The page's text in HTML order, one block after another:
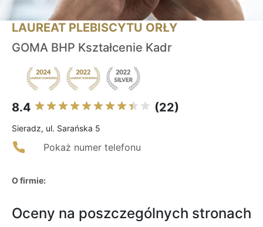
LAUREAT PLEBISCYTU ORŁY
GOMA BHP Kształcenie Kadr
8.4 (22)
Sieradz, ul. Sarańska 5
Pokaż numer telefonu
O firmie:
Oceny na poszczególnych stronach